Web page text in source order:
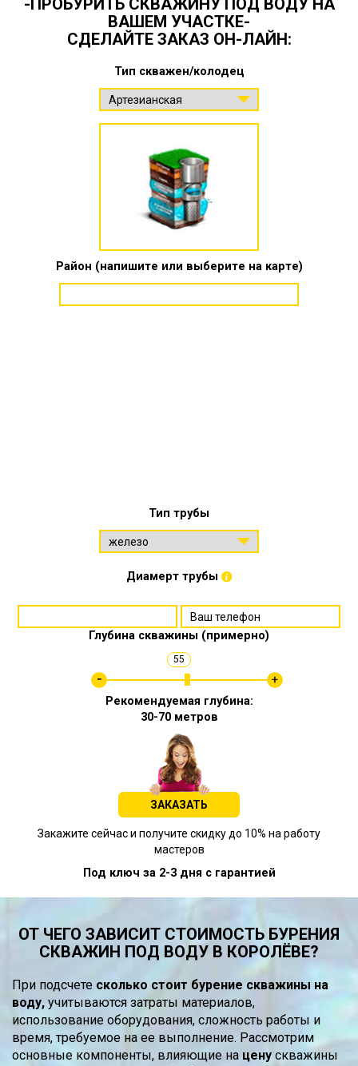
ВАШЕМ УЧАСТКЕ-
СДЕЛАЙТЕ ЗАКАЗ ОН-ЛАЙН:
Тип скважен/колодец
Район (напишите или выберите на карте)
Тип трубы
Диамерт трубы
Глубина скважины (примерно)
55
Рекомендуемая глубина:
30-70 метров
ЗАКАЗАТЬ
Закажите сейчас и получите скидку до 10% на работу
мастеров
Под ключ за 2-3 дня с гарантией
ОТ ЧЕГО ЗАВИСИТ СТОИМОСТЬ БУРЕНИЯ
СКВАЖИН ПОД ВОДУ В КОРОЛЁВЕ?
При подсчете сколько стоит бурение скважины на
воду, учитываются затраты материалов,
использование оборудования, сложность работы и
время, требуемое на ее выполнение. Рассмотрим
основные компоненты, влияющие на цену скважины